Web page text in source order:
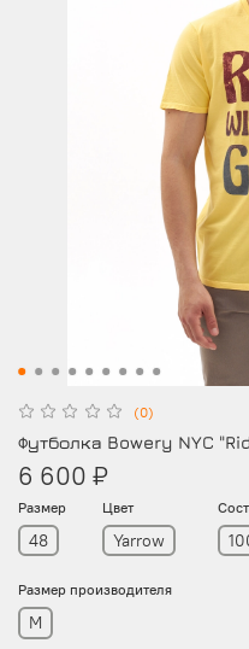
(0)
Футболка Bowery NYC
6 600 ₽
Размер
48
Цвет
Yarrow
Размер производителя
M